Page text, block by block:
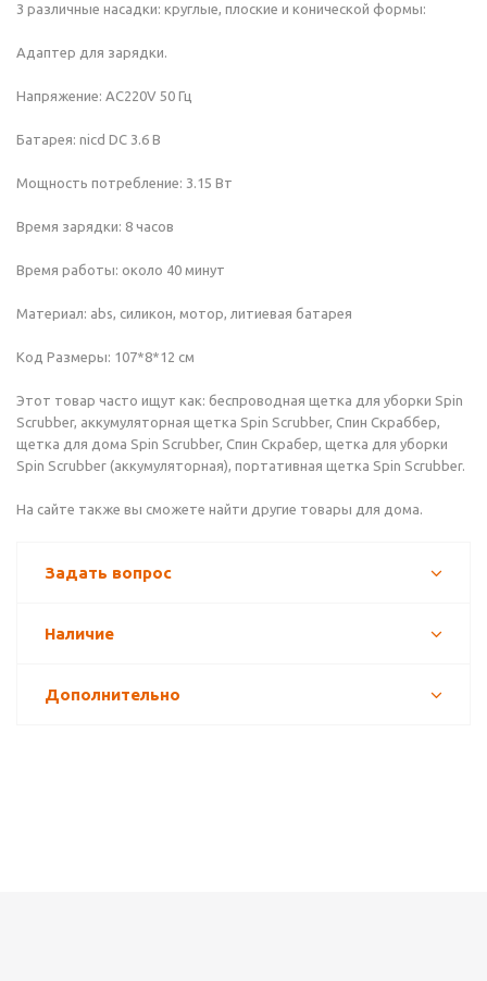
3 различные насадки: круглые, плоские и конической формы:
Адаптер для зарядки.
Напряжение: AC220V 50 Гц
Батарея: nicd DC 3.6 В
Мощность потребление: 3.15 Вт
Время зарядки: 8 часов
Время работы: около 40 минут
Материал: abs, силикон, мотор, литиевая батарея
Код Размеры: 107*8*12 см
Этот товар часто ищут как: беспроводная щетка для уборки Spin
Scrubber, аккумуляторная щетка Spin Scrubber, Спин Скраббер,
щетка для дома Spin Scrubber, Спин Скрабер, щетка для уборки
Spin Scrubber (аккумуляторная), портативная щетка Spin Scrubber.
На сайте также вы сможете найти другие товары для дома.
Задать вопрос
Наличие
Дополнительно